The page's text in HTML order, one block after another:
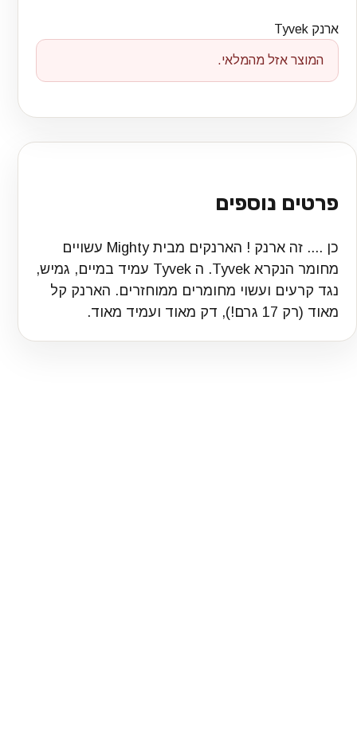
ארנק Tyvek
המוצר אזל מהמלאי.
פרטים נוספים
כן .... זה ארנק ! הארנקים מבית Mighty עשויים
מחומר הנקרא Tyvek. ה Tyvek עמיד במיים, גמיש,
נגד קרעים ועשוי מחומרים ממוחזרים. הארנק קל
מאוד (רק 17 גרם!), דק מאוד ועמיד מאוד.